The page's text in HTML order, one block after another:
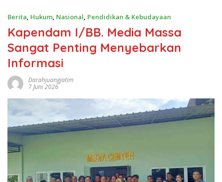
Berita, Hukum, Nasional, Pendidikan & Kebudayaan
Kapendam I/BB. Media Massa
Sangat Penting Menyebarkan
Informasi
Darahjuangjatim
7 Juni 2026